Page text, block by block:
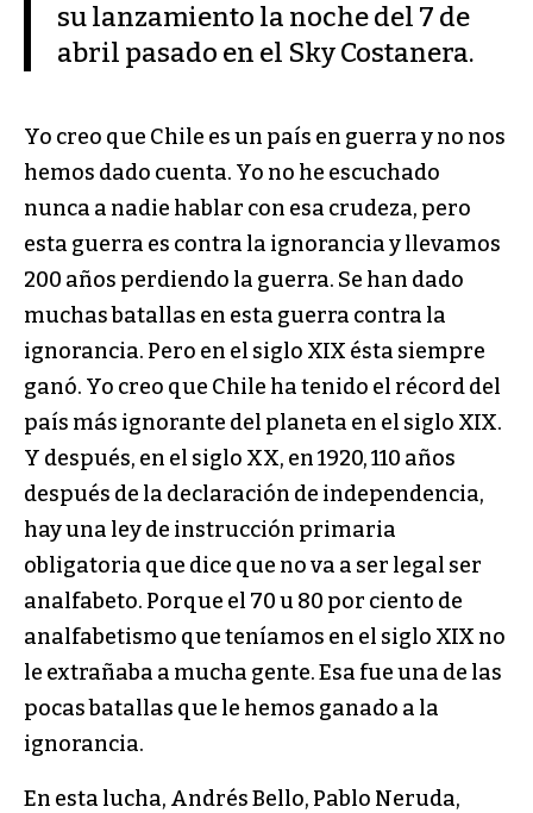
su lanzamiento la noche del 7 de
abril pasado en el Sky Costanera.
Yo creo que Chile es un país en guerra y no nos
hemos dado cuenta. Yo no he escuchado
nunca a nadie hablar con esa crudeza, pero
esta guerra es contra la ignorancia y llevamos
200 años perdiendo la guerra. Se han dado
muchas batallas en esta guerra contra la
ignorancia. Pero en el siglo XIX ésta siempre
ganó. Yo creo que Chile ha tenido el récord del
país más ignorante del planeta en el siglo XIX.
Y después, en el siglo XX, en 1920, 110 años
después de la declaración de independencia,
hay una ley de instrucción primaria
obligatoria que dice que no va a ser legal ser
analfabeto. Porque el 70 u 80 por ciento de
analfabetismo que teníamos en el siglo XIX no
le extrañaba a mucha gente. Esa fue una de las
pocas batallas que le hemos ganado a la
ignorancia.
En esta lucha, Andrés Bello, Pablo Neruda,